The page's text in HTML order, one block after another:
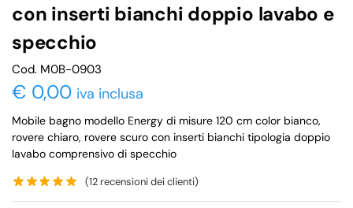
con inserti bianchi doppio lavabo e
specchio
Cod. M0B-0903
€ 0,00 iva inclusa
Mobile bagno modello Energy di misure 120 cm color bianco,
rovere chiaro, rovere scuro con inserti bianchi tipologia doppio
lavabo comprensivo di specchio
(12 recensioni dei clienti)